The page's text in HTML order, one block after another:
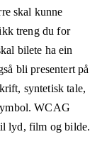
skal kunne
treng du for
bilete ha ein
bli presentert på
syntetisk tale,
WCAG
lyd, film og bilde.